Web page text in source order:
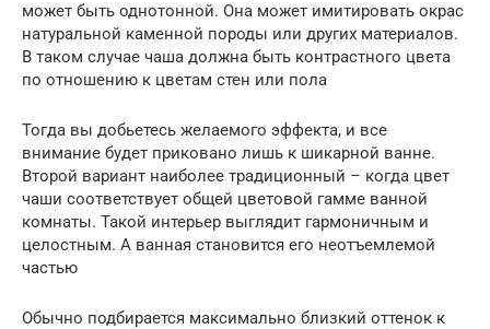
может быть однотонной. Она может имитировать окрас
натуральной каменной породы или других материалов.
В таком случае чаша должна быть контрастного цвета
по отношению к цветам стен или пола
Тогда вы добьетесь желаемого эффекта, и все
внимание будет приковано лишь к шикарной ванне.
Второй вариант наиболее традиционный – когда цвет
чаши соответствует общей цветовой гамме ванной
комнаты. Такой интерьер выглядит гармоничным и
целостным. А ванная становится его неотъемлемой
частью
Обычно подбирается максимально близкий оттенок к